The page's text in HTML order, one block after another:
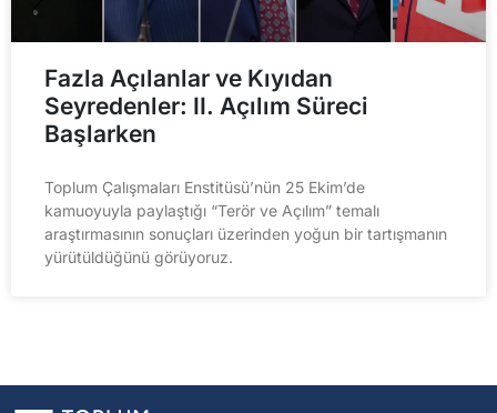
Fazla Açılanlar ve Kıyıdan
Seyredenler: II. Açılım Süreci
Başlarken
Toplum Çalışmaları Enstitüsü’nün 25 Ekim’de
kamuoyuyla paylaştığı “Terör ve Açılım” temalı
araştırmasının sonuçları üzerinden yoğun bir tartışmanın
yürütüldüğünü görüyoruz.